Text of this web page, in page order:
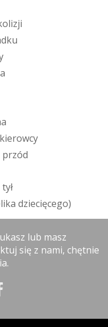
olizji
dku
a
a
kierowcy
przód
tył
lika dziecięcego)
lub masz
się z nami, chętnie